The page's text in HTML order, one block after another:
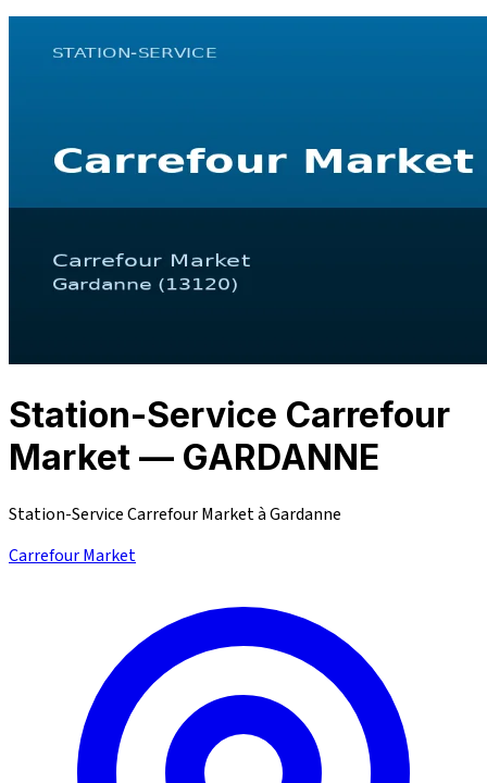
Station-Service Carrefour
Market — GARDANNE
Station-Service Carrefour Market à Gardanne
Carrefour Market